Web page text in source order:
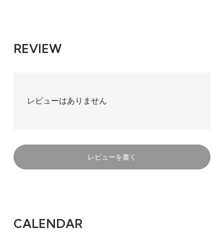
REVIEW
レビューはありません
レビューを書く
CALENDAR